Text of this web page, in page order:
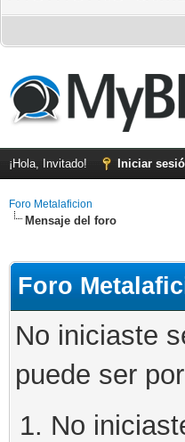
¡Hola, Invitado! Iniciar
Foro Metalaficion
Mensaje del foro
Foro
No iniciaste
puede ser
No